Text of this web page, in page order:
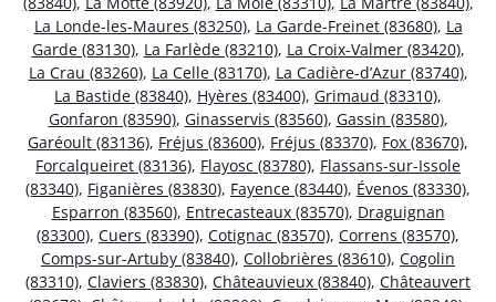
La Londe-les-Maures (83250), La Garde-Freinet (83680), La
Garde (83130), La Farlède (83210), La Croix-Valmer (83420),
La Crau (83260), La Celle (83170), La Cadière-d’Azur (83740),
La Bastide (83840), Hyères (83400), Grimaud (83310),
Gonfaron (83590), Ginasservis (83560), Gassin (83580),
Garéoult (83136), Fréjus (83600), Fréjus (83370), Fox (83670),
Forcalqueiret (83136), Flayosc (83780), Flassans-sur-Issole
(83340), Figanières (83830), Fayence (83440), Évenos (83330),
Esparron (83560), Entrecasteaux (83570), Draguignan
(83300), Cuers (83390), Cotignac (83570), Correns (83570),
Comps-sur-Artuby (83840), Collobrières (83610), Cogolin
(83310), Claviers (83830), Châteauvieux (83840), Châteauvert